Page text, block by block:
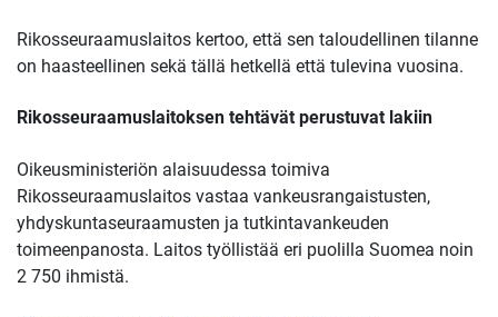
Rikosseuraamuslaitos kertoo, että sen taloudellinen tilanne
on haasteellinen sekä tällä hetkellä että tulevina vuosina.
Rikosseuraamuslaitoksen tehtävät perustuvat lakiin
Oikeusministeriön alaisuudessa toimiva
Rikosseuraamuslaitos vastaa vankeusrangaistusten,
yhdyskuntaseuraamusten ja tutkintavankeuden
toimeenpanosta. Laitos työllistää eri puolilla Suomea noin
2 750 ihmistä.